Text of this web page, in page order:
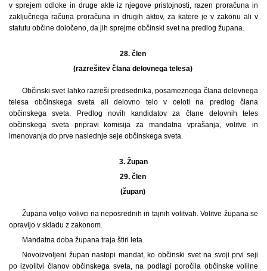
v sprejem odloke in druge akte iz njegove pristojnosti, razen proračuna in
zaključnega računa proračuna in drugih aktov, za katere je v zakonu ali v
statutu občine določeno, da jih sprejme občinski svet na predlog župana.
28. člen
(razrešitev člana delovnega telesa)
Občinski svet lahko razreši predsednika, posameznega člana delovnega
telesa občinskega sveta ali delovno telo v celoti na predlog člana
občinskega sveta. Predlog novih kandidatov za člane delovnih teles
občinskega sveta pripravi komisija za mandatna vprašanja, volitve in
imenovanja do prve naslednje seje občinskega sveta.
3. Župan
29. člen
(župan)
Župana volijo volivci na neposrednih in tajnih volitvah. Volitve župana se
opravijo v skladu z zakonom.
Mandatna doba župana traja štiri leta.
Novoizvoljeni župan nastopi mandat, ko občinski svet na svoji prvi seji
po izvolitvi članov občinskega sveta, na podlagi poročila občinske volilne